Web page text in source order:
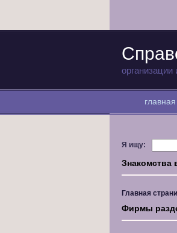
главная
Я ищу:
Знакомства
Главная
Фирмы